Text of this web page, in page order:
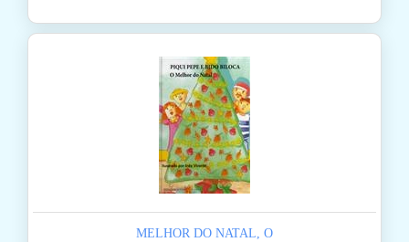
MELHOR DO NATAL, O